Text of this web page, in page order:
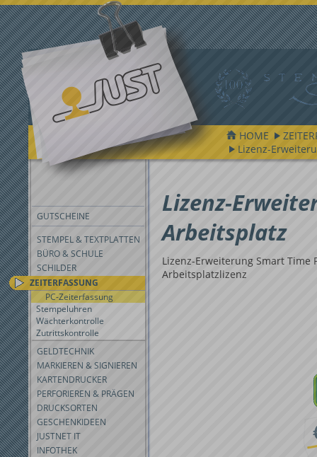
HOME
Lizenz-
GUTSCHEINE
STEMPEL & TEXTPLATTEN
BÜRO & SCHULE
SCHILDER
ZEITERFASSUNG
PC-Zeiterfassung
Stempeluhren
Wächterkontrolle
Zutrittskontrolle
GELDTECHNIK
MARKIEREN & SIGNIEREN
KARTENDRUCKER
PERFORIEREN & PRÄGEN
DRUCKSORTEN
GESCHENKIDEEN
JUSTNET IT
INFOTHEK
Lizenz-
Arbeitsplatz
Lizenz-Erweiterung Smart Time
Arbeitsplatzlizenz